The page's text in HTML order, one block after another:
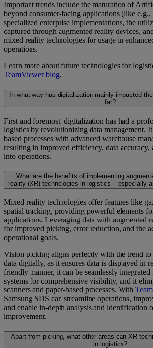
Important trends include the maturation of
beyond consumer-facing applications (like e.g.,
specialized enterprise implementations, the
captured through augmented reality devices,
mixed reality technologies for usage in
operations.
Learn more about future technologies for
TeamViewer blog.
In what way has digitalization mainly impacted
far?
First and foremost, digitalization has had a
logistics by revolutionizing data management. It
based processes with advanced warehouse
resulting in improved efficiency, data
into operations.
What are the benefits of implementing
reality (XR) technologies in logistics – especially
Mixed reality technologies offer features like
spatial tracking, providing powerful elements
applications. Leveraging data with augmented
for improved picking, error reduction, and the
operational goals.
Vision picking aligns perfectly with the trend to
data digitally, as it ensures data is displayed in
friendly manner, it can be seamlessly integrated
systems for comprehensive visibility, and it
scanners and paper-based processes. With
Samsung SDS can streamline operations,
and enable in-depth analysis and identification
improvement.
Apart from picking, what other areas can XR
in logistics?